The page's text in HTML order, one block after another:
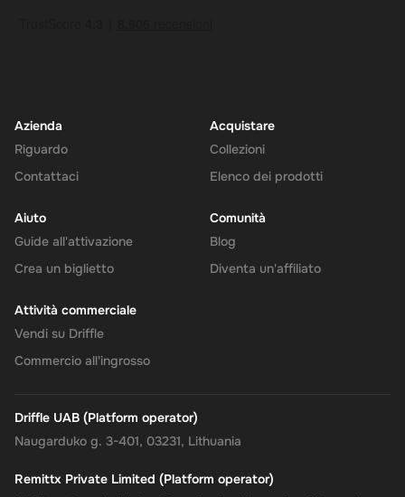
Azienda
Riguardo
Contattaci
Acquistare
Collezioni
Elenco dei prodotti
Aiuto
Guide all'attivazione
Crea un biglietto
Comunità
Blog
Diventa un'affiliato
Attività commerciale
Vendi su Driffle
Commercio all'ingrosso
Driffle UAB (Platform operator)
Naugarduko g. 3-401, 03231, Lithuania
Remittx Private Limited (Platform operator)